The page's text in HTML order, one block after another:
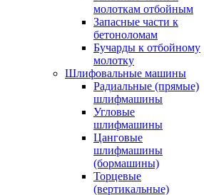
молоткам отбойным
Запасные части к
бетоноломам
Бучарды к отбойному
молотку
Шлифовальные машины
Радиальные (прямые)
шлифмашины
Угловые
шлифмашины
Цанговые
шлифмашины
(бормашины)
Торцевые
(вертикальные)